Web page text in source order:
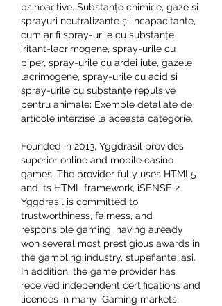
psihoactive. Substanțe chimice, gaze și
sprayuri neutralizante și incapacitante,
cum ar fi spray-urile cu substanțe
iritant-lacrimogene, spray-urile cu
piper, spray-urile cu ardei iute, gazele
lacrimogene, spray-urile cu acid și
spray-urile cu substanțe repulsive
pentru animale; Exemple detaliate de
articole interzise la această categorie.
Founded in 2013, Yggdrasil provides
superior online and mobile casino
games. The provider fully uses HTML5
and its HTML framework, iSENSE 2.
Yggdrasil is committed to
trustworthiness, fairness, and
responsible gaming, having already
won several most prestigious awards in
the gambling industry, stupefiante iași.
In addition, the game provider has
received independent certifications and
licences in many iGaming markets,